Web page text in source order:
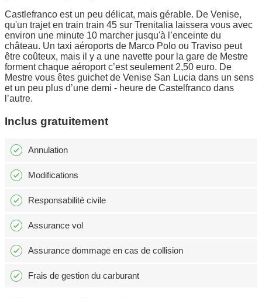
Castlefranco est un peu délicat, mais gérable. De Venise,
qu'un trajet en train train 45 sur Trenitalia laissera vous avec
environ une minute 10 marcher jusqu'à l’enceinte du
château. Un taxi aéroports de Marco Polo ou Traviso peut
être coûteux, mais il y a une navette pour la gare de Mestre
forment chaque aéroport c’est seulement 2,50 euro. De
Mestre vous êtes guichet de Venise San Lucia dans un sens
et un peu plus d’une demi - heure de Castelfranco dans
l’autre.
Inclus gratuitement
Annulation
Modifications
Responsabilité civile
Assurance vol
Assurance dommage en cas de collision
Frais de gestion du carburant